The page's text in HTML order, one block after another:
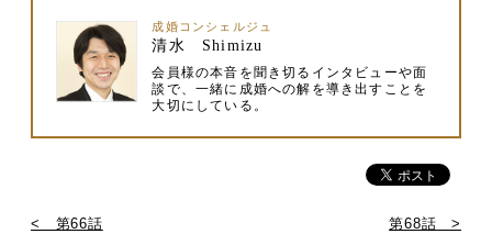
成婚コンシェルジュ
清水 Shimizu
会員様の本音を聞き切るインタビューや面
談で、一緒に成婚への解を導き出すことを
大切にしている。
< 第66話 第68話 >